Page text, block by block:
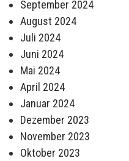
September 2024
August 2024
Juli 2024
Juni 2024
Mai 2024
April 2024
Januar 2024
Dezember 2023
November 2023
Oktober 2023